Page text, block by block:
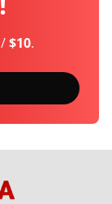
/$10.